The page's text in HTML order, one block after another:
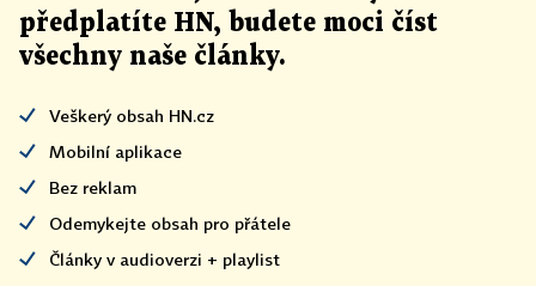
předplatíte HN, budete moci číst
všechny naše články.
Veškerý obsah HN.cz
Mobilní aplikace
Bez reklam
Odemykejte obsah pro přátele
Články v audioverzi + playlist